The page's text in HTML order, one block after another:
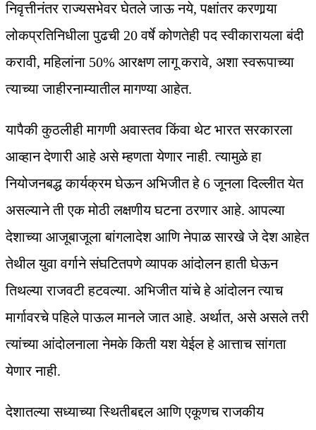
निवृत्तीनंतर राज्यसभेवर घेतले जाऊ नये, पक्षांतर करणार्‍या
लोकप्रतिनिधीला पुढची 20 वर्षे कोणतेही पद स्वीकारायला बंदी
करावी, महिलांना 50% आरक्षण लागू करावे, अशा स्वरूपाच्या
त्याच्या जाहीरनाम्यातील मागण्या आहेत.
यापैकी कुठलीही मागणी अवास्तव किंवा थेट भारत सरकारला
आव्हान देणारी आहे असे म्हणता येणार नाही. त्यामुळे हा
नियोजनबद्ध कार्यक्रम घेऊन अभिजीत हे 6 जूनला दिल्लीत येत
असल्याने ती एक मोठी लक्षणीय घटना ठरणार आहे. आपल्या
देशाच्या आजूबाजूला बांगलादेश आणि नेपाळ सारखे जे देश आहेत
तेथील युवा वर्गाने संघटितपणे व्यापक आंदोलन हाती घेऊन
तिथल्या राजवटी हटवल्या. अभिजीत यांचे हे आंदोलन त्याच
मार्गावरचे पहिले पाऊल मानले जात आहे. अर्थात, असे असले तरी
त्यांच्या आंदोलनाला नेमके किती यश येईल हे आत्ताच सांगता
येणार नाही.
देशातल्या सध्याच्या स्थितीबद्दल आणि एकूणच राजकीय